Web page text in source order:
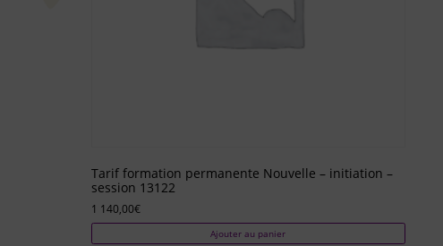
Tarif formation permanente Nouvelle – initiation –
session 13122
1 140,00€
Ajouter au panier